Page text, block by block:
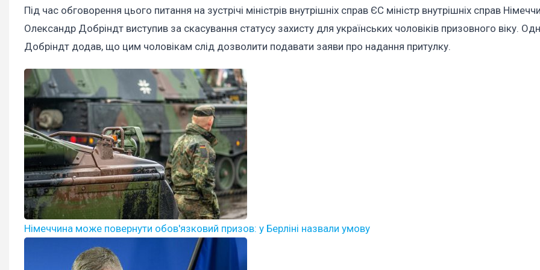
Під час обговорення цього питання на зустрічі міністрів внутрішніх справ ЄС міністр внутрішніх справ
Олександр Добріндт виступив за скасування статусу захисту для українських чоловіків призовного віку.
Добріндт додав, що цим чоловікам слід дозволити подавати заяви про надання притулку.
Німеччина може повернути обов'язковий призов: у Берліні назвали умову